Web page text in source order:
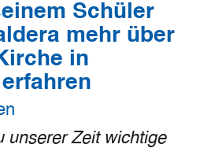
Schüler
mehr über
in
unserer Zeit wichtige